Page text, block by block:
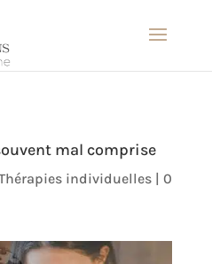
mal comprise
individuelles |0